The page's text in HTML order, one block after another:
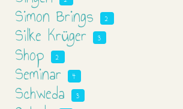
Simon Brings 2
Silke Krüger 3
Shop 2
Seminar 4
Schweda 3